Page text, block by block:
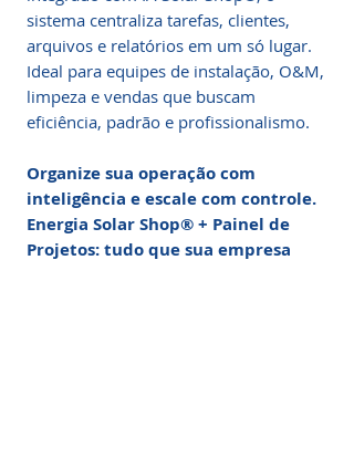
sistema centraliza tarefas, clientes,
arquivos e relatórios em um só lugar.
Ideal para equipes de instalação, O&M,
limpeza e vendas que buscam
eficiência, padrão e profissionalismo.
Organize sua operação com
inteligência e escale com controle.
Energia Solar Shop® + Painel de
Projetos: tudo que sua empresa